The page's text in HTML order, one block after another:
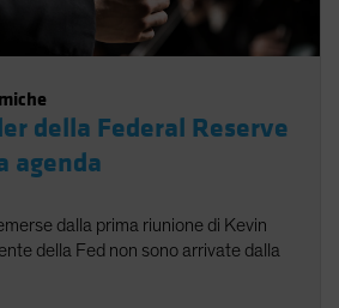
della Federal Reserve
agenda
dalla prima riunione di Kevin
della Fed non sono arrivate dalla